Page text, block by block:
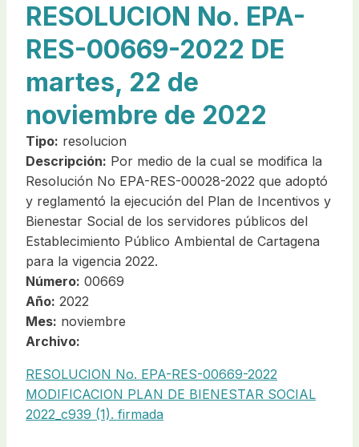
RESOLUCION No. EPA-
RES-00669-2022 DE
martes, 22 de
noviembre de 2022
Tipo: resolucion
Descripción: Por medio de la cual se modifica la
Resolución No EPA-RES-00028-2022 que adoptó
y reglamentó la ejecución del Plan de Incentivos y
Bienestar Social de los servidores públicos del
Establecimiento Público Ambiental de Cartagena
para la vigencia 2022.
Número: 00669
Año: 2022
Mes: noviembre
Archivo:
RESOLUCION No. EPA-RES-00669-2022
MODIFICACION PLAN DE BIENESTAR SOCIAL
2022_c939 (1). firmada